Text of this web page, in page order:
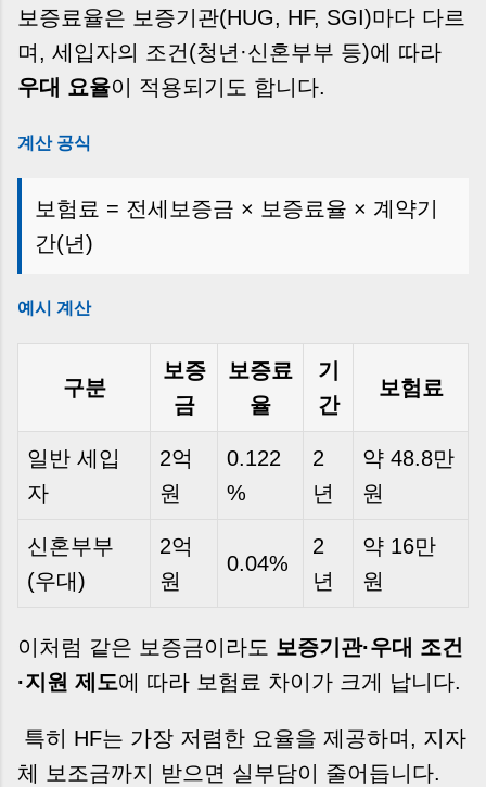
보증료율은 보증기관(HUG, HF, SGI)마다 다르
며, 세입자의 조건(청년·신혼부부 등)에 따라
우대 요율이 적용되기도 합니다.
계산 공식
보험료 = 전세보증금 × 보증료율 × 계약기
간(년)
예시 계산
구분
보증
금
보증료
율
기
간
보험료
일반 세입
자
2억
원
0.122
%
2
년
약 48.8만
원
신혼부부
(우대)
2억
원
0.04%
2
년
약 16만
원
이처럼 같은 보증금이라도 보증기관·우대 조건
·지원 제도에 따라 보험료 차이가 크게 납니다.
특히 HF는 가장 저렴한 요율을 제공하며, 지자
체 보조금까지 받으면 실부담이 줄어듭니다.